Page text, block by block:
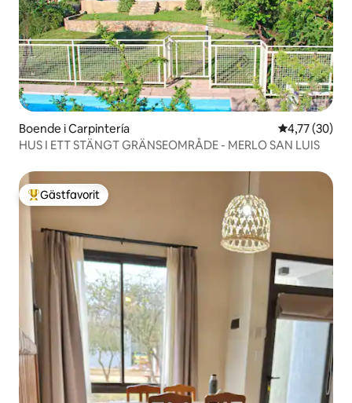
Boende i Carpintería 4,77 av 5 i
4,77 (30)
HUS I ETT STÄNGT GRÄNSEOMRÅDE - MERLO SAN LUIS
Populär gästfavorit
Gästfavorit